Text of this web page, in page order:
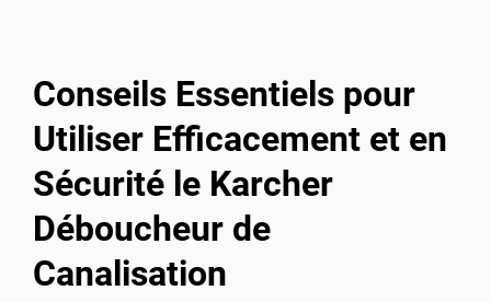
Conseils Essentiels pour
Utiliser Efficacement et en
Sécurité le Karcher
Déboucheur de
Canalisation